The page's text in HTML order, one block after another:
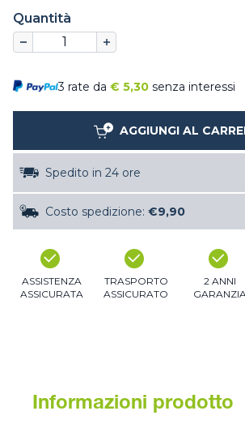
Quantità
3 rate da € 5,30 senza interessi
AGGIUNGI AL
Spedito in 24 ore
Costo spedizione: €9,90
ASSISTENZA
ASSICURATA
TRASPORTO
ASSICURATO
2 ANNI
Informazioni prodotto